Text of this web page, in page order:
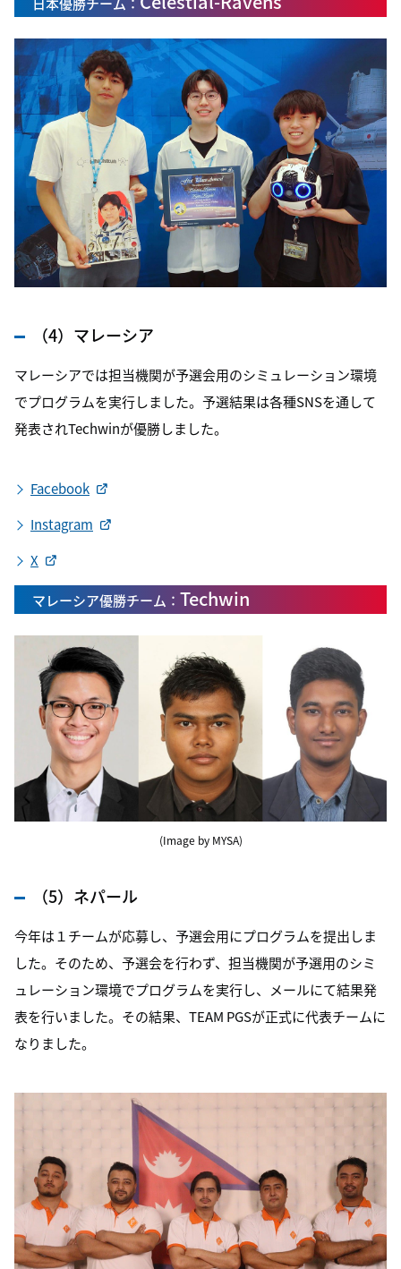
（4）マレーシア
マレーシアでは担当機関が予選会用のシミュレーション環境
でプログラムを実行しました。予選結果は各種SNSを通して
発表されTechwinが優勝しました。
Facebook
Instagram
X
マレーシア優勝チーム： Techwin
(Image by MYSA)
（5）ネパール
今年は１チームが応募し、予選会用にプログラムを提出しま
した。そのため、予選会を行わず、担当機関が予選用のシミ
ュレーション環境でプログラムを実行し、メールにて結果発
表を行いました。その結果、TEAM PGSが正式に代表チームに
なりました。